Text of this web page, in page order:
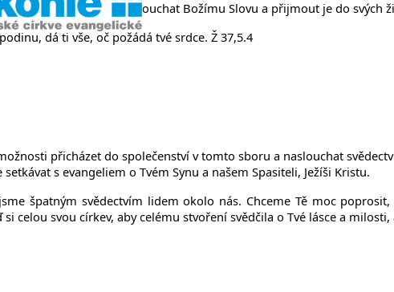
při kterých chceme naslouchat Božímu Slovu a přijmout je do svých
dá ti vše, oč požádá tvé srdce. Ž 37,5.4
přicházet do společenství v tomto sboru a naslouchat
s evangeliem o Tvém Synu a našem Spasiteli, Ježíši Kristu.
špatným svědectvím lidem okolo nás. Chceme Tě moc
celou svou církev, aby celému stvoření svědčila o Tvé lásce a